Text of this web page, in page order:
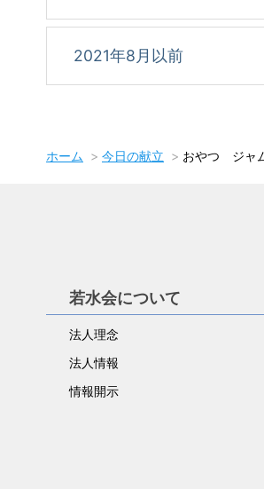
2021年8月以前
ホーム 今日の献立 おやつ ジャ
若水会について
法人理念
法人情報
情報開示